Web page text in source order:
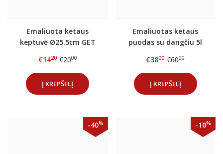
Emaliuota ketaus
keptuvė Ø25.5cm GET
€1420 €2000
Į KREPŠELĮ
Emaliuotas ketaus
puodas su dangčiu 5l
€3800 €6000
Į KREPŠELĮ
-40% -10%